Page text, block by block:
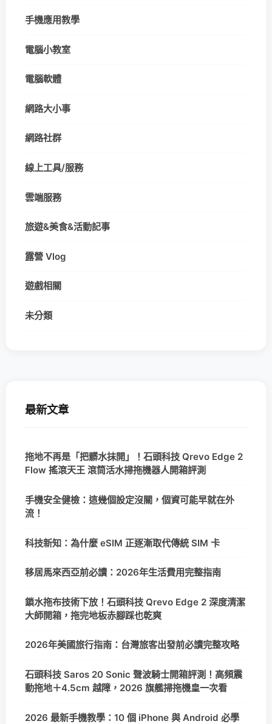
手機應用教學
電腦小教室
電腦軟體
網路大小事
網路社群
線上工具/服務
雲端服務
旅遊&美食&活動記事
露營 Vlog
遊戲相關
未分類
最新文章
拖地不再是「把髒水抹開」！石頭科技 Qrevo Edge 2
Flow 搖滾天王 滾筒活水掃拖機器人開箱評測
手機安全健檢：這幾個設定沒關，個資可能早就在外
流！
科技新知：為什麼 eSIM 正逐漸取代傳統 SIM 卡
移居馬來西亞前必讀：2026年生活費用完整指南
鎖水拖布技術下放！石頭科技 Qrevo Edge 2 深度清潔
大師開箱，拖完地板赤腳踩也乾爽
2026年美國旅行指南：台灣旅客出發前必讀完整攻略
石頭科技 Saros 20 Sonic 聲波騎士開箱評測！高頻震
動拖地＋4.5cm 越障，2026 旗艦掃拖機皇一次看
2026 最新手機教學：10 個 iPhone 與 Android 必學